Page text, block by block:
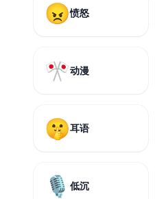
😠愤怒
🎌动漫
🤫耳语
🎙️ 低沉